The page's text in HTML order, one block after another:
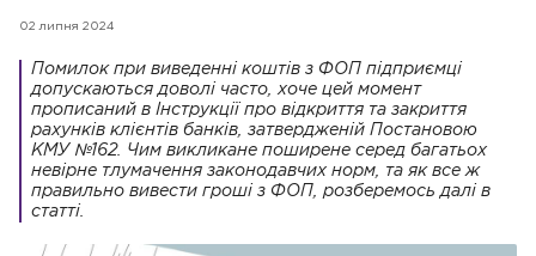
02 липня 2024
Помилок при виведенні коштів з ФОП підприємці
допускаються доволі часто, хоче цей момент
прописаний в Інструкції про відкриття та закриття
рахунків клієнтів банків, затвердженій Постановою
КМУ №162. Чим викликане поширене серед багатьох
невірне тлумачення законодавчих норм, та як все ж
правильно вивести гроші з ФОП, розберемось далі в
статті.